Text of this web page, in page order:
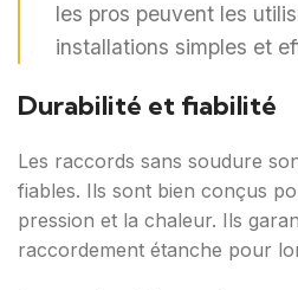
les pros peuvent les
installations simples et
Durabilité et fiabilité
Les raccords sans soudure
fiables. Ils sont bien conçus
pression et la chaleur. Ils
raccordement étanche pour